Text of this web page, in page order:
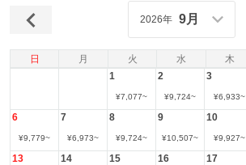
日 月 火 水 木
2026年 9月
1
¥7,077~
2
¥9,724~
3
¥6,933~
6
¥9,779~
7
¥6,973~
8
¥9,724~
9
¥10,507~
10
¥9,927~
13 14 15 16 17